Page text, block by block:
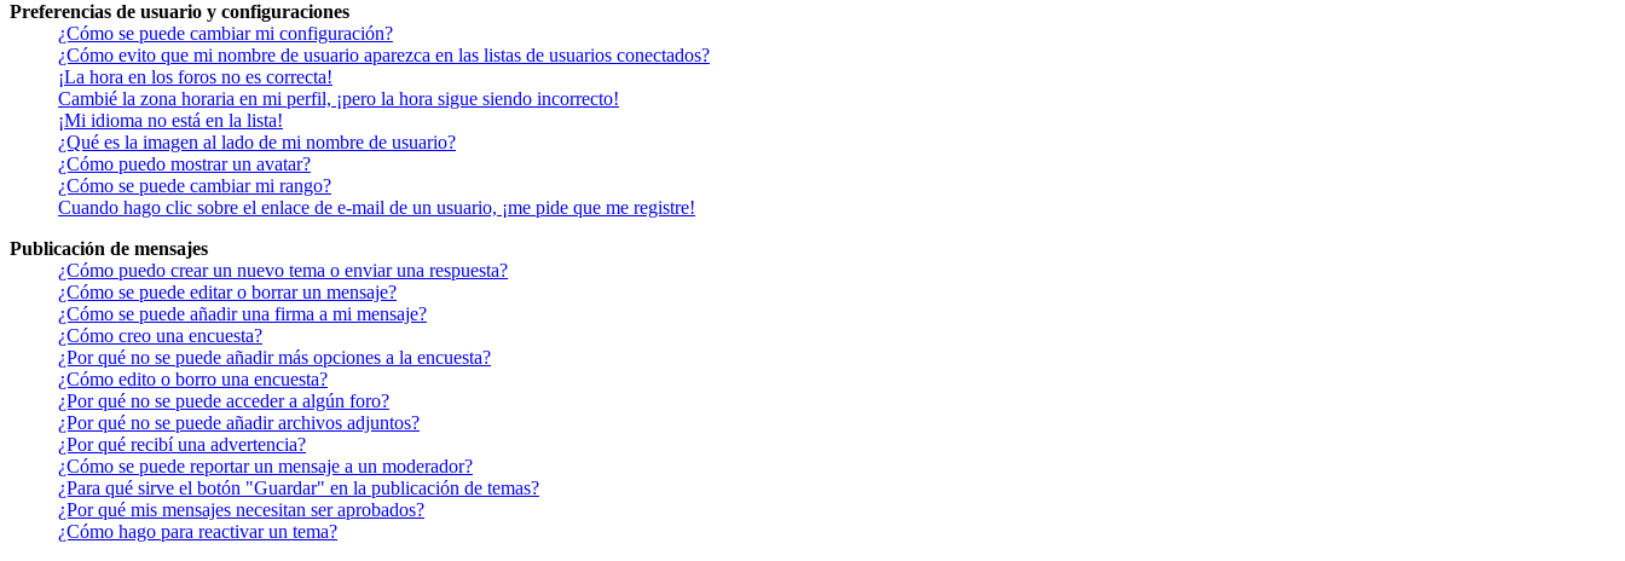
Preferencias de usuario y configuraciones
¿Cómo se puede cambiar mi configuración?
¿Cómo evito que mi nombre de usuario aparezca en las listas de usuarios conectados?
¡La hora en los foros no es correcta!
Cambié la zona horaria en mi perfil, ¡pero la hora sigue siendo incorrecto!
¡Mi idioma no está en la lista!
¿Qué es la imagen al lado de mi nombre de usuario?
¿Cómo puedo mostrar un avatar?
¿Cómo se puede cambiar mi rango?
Cuando hago clic sobre el enlace de e-mail de un usuario, ¡me pide que me registre!
Publicación de mensajes
¿Cómo puedo crear un nuevo tema o enviar una respuesta?
¿Cómo se puede editar o borrar un mensaje?
¿Cómo se puede añadir una firma a mi mensaje?
¿Cómo creo una encuesta?
¿Por qué no se puede añadir más opciones a la encuesta?
¿Cómo edito o borro una encuesta?
¿Por qué no se puede acceder a algún foro?
¿Por qué no se puede añadir archivos adjuntos?
¿Por qué recibí una advertencia?
¿Cómo se puede reportar un mensaje a un moderador?
¿Para qué sirve el botón "Guardar" en la publicación de temas?
¿Por qué mis mensajes necesitan ser aprobados?
¿Cómo hago para reactivar un tema?